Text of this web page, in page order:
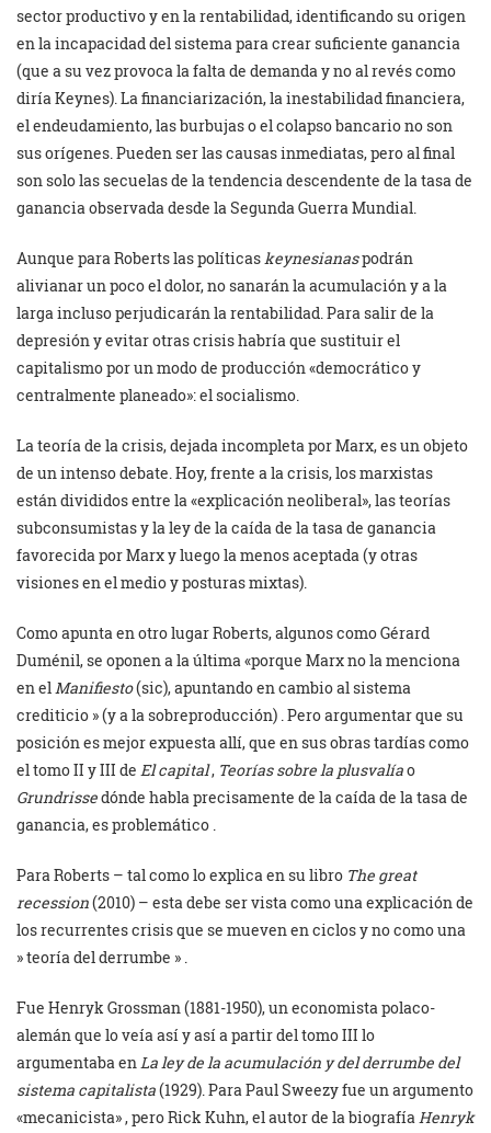
sector productivo y en la rentabilidad, identificando su origen
en la incapacidad del sistema para crear suficiente ganancia
(que a su vez provoca la falta de demanda y no al revés como
diría Keynes). La financiarización, la inestabilidad financiera,
el endeudamiento, las burbujas o el colapso bancario no son
sus orígenes. Pueden ser las causas inmediatas, pero al final
son solo las secuelas de la tendencia descendente de la tasa de
ganancia observada desde la Segunda Guerra Mundial.
Aunque para Roberts las políticaskeynesianaspodrán
alivianar un poco el dolor, no sanarán la acumulación y a la
larga incluso perjudicarán la rentabilidad. Para salir de la
depresión y evitar otras crisis habría que sustituir el
capitalismo por un modo de producción «democrático y
centralmente planeado»: el socialismo.
La teoría de la crisis, dejada incompleta por Marx, es un objeto
de un intenso debate. Hoy, frente a la crisis, los marxistas
están divididos entre la «explicación neoliberal», las teorías
subconsumistas y la ley de la caída de la tasa de ganancia
favorecida por Marx y luego la menos aceptada (y otras
visiones en el medio y posturas mixtas).
Como apunta en otro lugar Roberts, algunos como Gérard
Duménil, se oponen a la última «porque Marx no la menciona
en elManifiesto(sic), apuntando en cambio al sistema
crediticio » (y a la sobreproducción) . Pero argumentar que su
posición es mejor expuesta allí, que en sus obras tardías como
el tomo II y III de El capital, Teorías sobre la plusvalíao
Grundrissedónde habla precisamente de la caída de la tasa de
ganancia, es problemático .
Para Roberts – tal como lo explica en su libro The great
recession(2010) – esta debe ser vista como una explicación de
los recurrentes crisis que se mueven en ciclos y no como una
» teoría del derrumbe » .
Fue Henryk Grossman (1881-1950), un economista polaco-
alemán que lo veía así y así a partir del tomo III lo
argumentaba enLa ley de la acumulación y del derrumbe del
sistema capitalista(1929). Para Paul Sweezy fue un argumento
«mecanicista» , pero Rick Kuhn, el autor de la biografíaHenryk